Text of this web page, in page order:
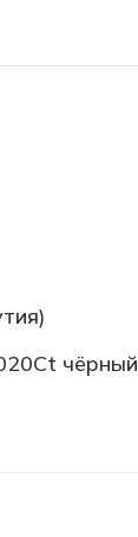
чёрный